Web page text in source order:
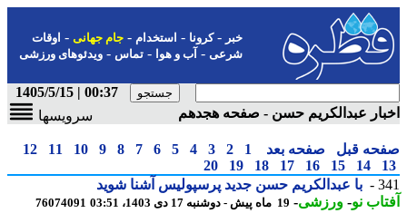
-کرونا-استخدام- جام جهانی-اوقات
شرعی-آب و هوا-تماس-ویدئوهای ورزشی
00:37 | 1405/5/15
عبدالکریم حسن - صفحه هجدهم
سرویسها
قبل صفحه بعد 1
2
3
4
5
6
7
8
9
10
11
12
14
15
16
17
18
19
20
با عبدالکریم حسن جدید پرسپولیس آشنا شوید
نو- ورزشی-19 ماه پیش - دوشنبه 17 دی 1403، 03:51 76074091